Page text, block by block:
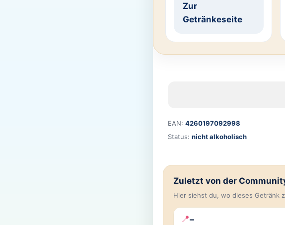
Zur
Getränkeseite
EAN: 4260197092998
Status: nicht alkoholisch
Zuletzt von der
Hier siehst du, wo dieses Getränk
📍–